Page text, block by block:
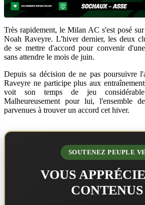
Très rapidement, le Milan AC s'est posé
Noah Raveyre. L'hiver dernier, les deux
de se mettre d'accord pour convenir
sans attendre le mois de juin.
Depuis sa décision de ne pas poursuivre
Raveyre ne participe plus aux
voit son temps de jeu
Malheureusement pour lui, l'ensemble
parvenues à trouver un accord cet hiver.
SOUTENEZ PEUPLE
VOUS
CONTENUS